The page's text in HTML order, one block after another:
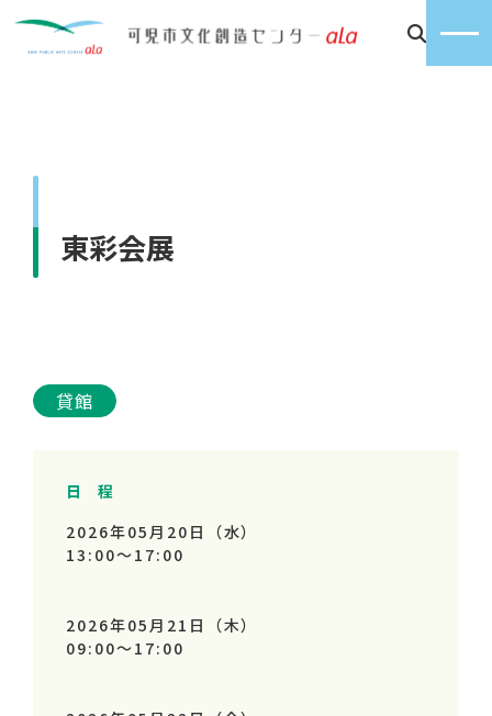
東彩会展
貸館
日 程
2026年05月20日（水）
13:00～ 17:00
2026年05月21日（木）
09:00～ 17:00